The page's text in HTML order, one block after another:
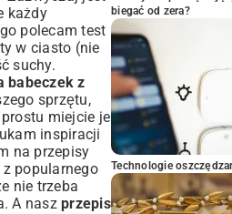
każdy
polecam test
w ciasto (nie
suchy.
babeczek z
sprzętu,
miejcie je
inspiracji
na przepisy
popularnego
nie trzeba
A nasz przepis
biegać od zera?
Technologie